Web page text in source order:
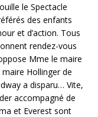
le Spectacle
des enfants
et d’action. Tous
rendez-vous
Mme le maire
Hollinger de
a disparu… Vite,
accompagné de
et Everest sont